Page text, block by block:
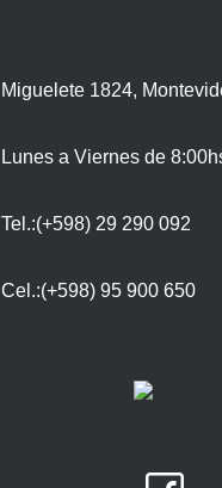
Miguelete 1824,
Lunes a Viernes de
Tel.:(+598) 29 290 092
Cel.:(+598) 95 900 650